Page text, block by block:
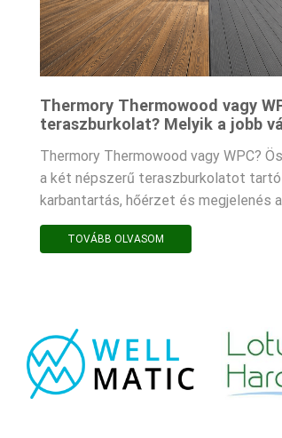
Thermory Thermowood vagy
teraszburkolat? Melyik a jobb
Thermory Thermowood vagy WPC?
a két népszerű teraszburkolatot
karbantartás, hőérzet és megjelenés
TOVÁBB OLVASOM